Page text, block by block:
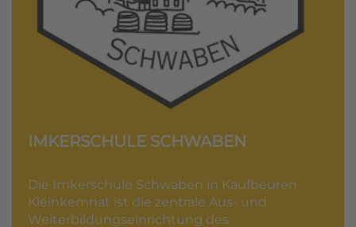
IMKERSCHULE SCHWABEN
Die Imkerschule Schwaben in Kaufbeuren
Kleinkemnat ist die zentrale Aus- und
Weiterbildungseinrichtung des